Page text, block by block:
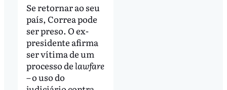
Se retornar ao seu
país, Correa pode
ser preso. O ex-
presidente afirma
ser vítima de um
processo delawfare
–o uso do